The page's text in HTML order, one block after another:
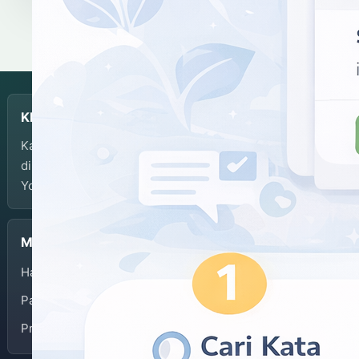
KBJI
Kamus Bahasa Jawa-Indonesia dikembangkan dan
dikelola oleh Balai Bahasa Provinsi Daerah Istimewa
Yogyakarta.
Menu
Halaman Depan
Panduan Penggunaan
Privacy Policy